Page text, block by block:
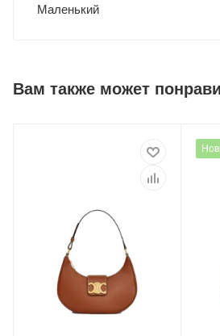
Маленький
Вам также может